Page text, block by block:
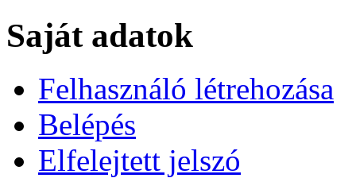
Saját adatok
Felhasználó létrehozása
Belépés
Elfelejtett jelszó